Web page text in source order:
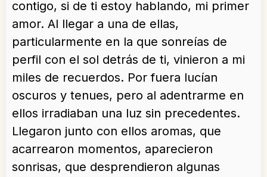
contigo, si de ti estoy hablando, mi primer
amor. Al llegar a una de ellas,
particularmente en la que sonreías de
perfil con el sol detrás de ti, vinieron a mi
miles de recuerdos. Por fuera lucían
oscuros y tenues, pero al adentrarme en
ellos irradiaban una luz sin precedentes.
Llegaron junto con ellos aromas, que
acarrearon momentos, aparecieron
sonrisas, que desprendieron algunas